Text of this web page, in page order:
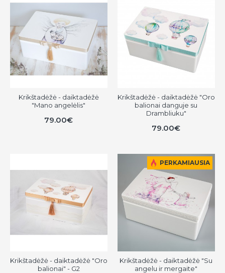
Krikštadėžė - daiktadėžė
"Mano angelėlis"
79.00€
Krikštadėžė - daiktadėžė "Oro
balionai danguje su
Drambliuku"
79.00€
Krikštadėžė - daiktadėžė "Oro
balionai" - G2
PERKAMIAUSIA
Krikštadėžė - daiktadėžė "Su
angelu ir mergaite"